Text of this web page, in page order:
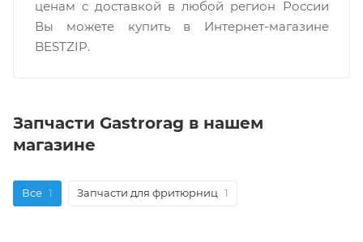
ценам c доставкой в любой регион России
Вы можете купить в Интернет-магазине
BESTZIP.
Запчасти Gastrorag в нашем
магазине
Все 1 Запчасти для фритюрниц 1